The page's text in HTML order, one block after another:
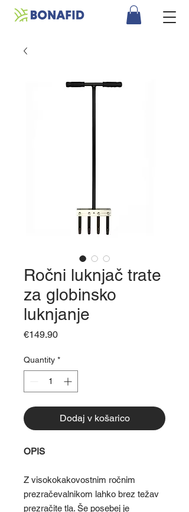
Ročni luknjač trate
za globinsko
luknjanje
€149.90Price
Quantity *
Dodaj v košarico
OPIS
Z visokokakovostnim ročnim
prezračevalnikom lahko brez težav
prezračite tla. Še posebej je